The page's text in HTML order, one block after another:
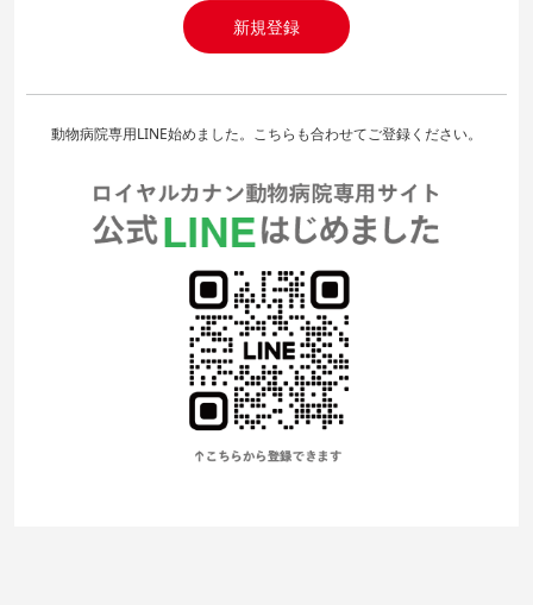
新規登録
動物病院専用LINE始めました。こちらも合わせてご登録ください。